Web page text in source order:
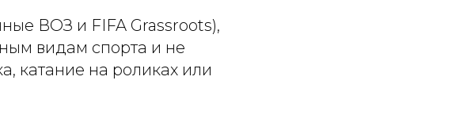
ВОЗ и FIFA Grassroots),
видам спорта и не
катание на роликах или